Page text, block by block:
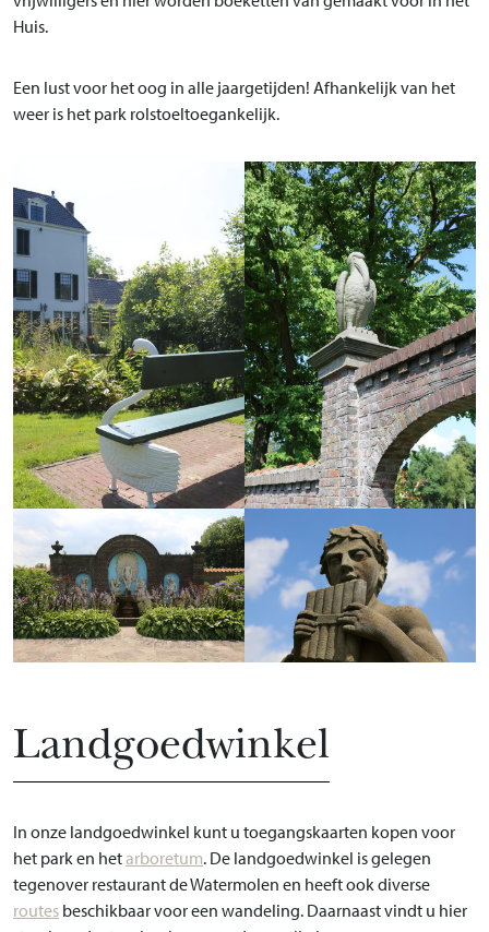
Huis.
Een lust voor het oog in alle jaargetijden! Afhankelijk van het
weer is het park rolstoeltoegankelijk.
Landgoedwinkel
In onze landgoedwinkel kunt u toegangskaarten kopen voor
het park en hetarboretum. De landgoedwinkel is gelegen
tegenover restaurant de Watermolen en heeft ook diverse
routes beschikbaar voor een wandeling. Daarnaast vindt u hier